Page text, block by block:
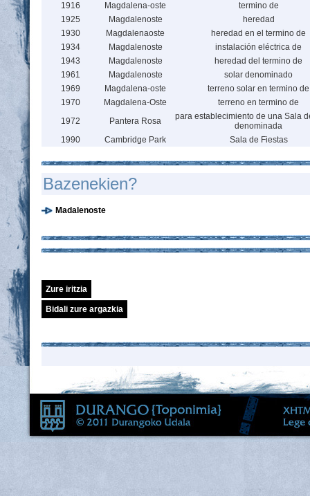
1916
Magdalena-oste
termino de
1925
Magdalenoste
heredad
1930
Magdalenaoste
heredad en el termino de
1934
Magdalenoste
instalación eléctrica de
1943
Magdalenoste
heredad del termino de
1961
Magdalenoste
solar denominado
1969
Magdalena-oste
terreno solar en termino de
1970
Magdalena-Oste
terreno en termino de
1972
Pantera Rosa
para establecimiento de una Sala
denominada
1990
Cambridge Park Sala de Fiestas
Bazenekien?
Madalenoste
Zure iritzia
Bidali zure argazkia